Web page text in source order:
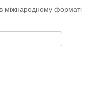
міжнародному форматі